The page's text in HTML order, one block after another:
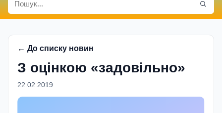
← До списку новин
З оцiнкою «задовiльно»
22.02.2019